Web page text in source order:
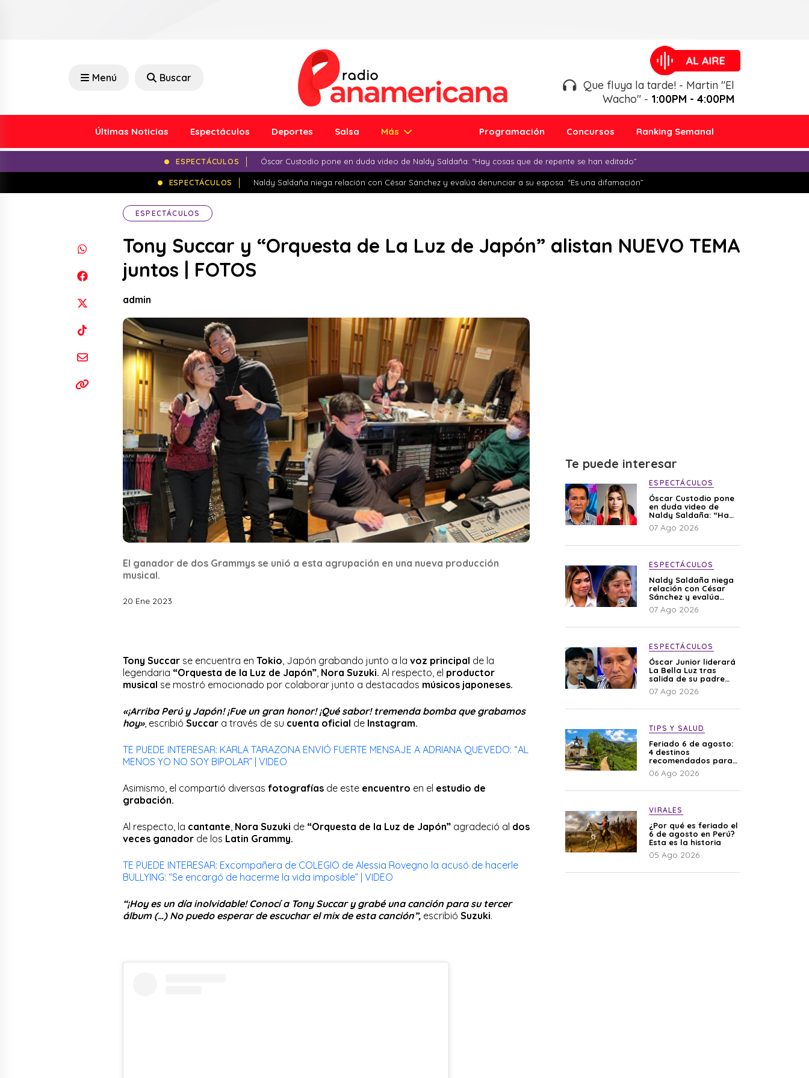
Menú Buscar
Que fluya la tarde! - Martin "El
Wacho" - 1:00PM - 4:00PM
Últimas Noticias Espectáculos Deportes Salsa Más Programación Concursos Ranking Semanal
ESPECTÁCULOS Óscar Custodio pone en duda video de Naldy Saldaña: “Hay cosas que de repente se han editado”
ESPECTÁCULOS Naldy Saldaña niega relación con César Sánchez y evalúa denunciar a su esposa: “Es una difamación”
ESPECTÁCULOS
Tony Succar y “Orquesta de La Luz de Japón” alistan NUEVO TEMA
juntos | FOTOS
admin
El ganador de dos Grammys se unió a esta agrupación en una nueva producción
musical.
20 Ene 2023
Tony Succar se encuentra en Tokio , Japón grabando junto a la voz principal de la
legendaria “Orquesta de la Luz de Japón” Nora Suzuki. Al respecto, el productor
musical se mostró emocionado por colaborar junto a destacados músicos japoneses.
«¡Arriba Perú y Japón! ¡Fue un gran honor! ¡Qué sabor! tremenda bomba que grabamos
hoy», escribió Succar a través de su cuenta oficial de Instagram.
TE PUEDE INTERESAR: KARLA TARAZONA ENVIÓ FUERTE MENSAJE A ADRIANA QUEVEDO: “AL
MENOS YO NO SOY BIPOLAR” | VIDEO
Asimismo, el compartió diversas fotografías de este encuentro en el estudio de
grabación.
Al respecto, la cantante Nora Suzuki de “Orquesta de la Luz de Japón” agradeció al dos
veces ganador de los Latin Grammy.
TE PUEDE INTERESAR: Excompañera de COLEGIO de Alessia Rovegno la acusó de hacerle
BULLYING: “Se encargó de hacerme la vida imposible” | VIDEO
“¡Hoy es un día inolvidable! Conocí a Tony Succar y grabé una canción para su tercer
álbum (…) No puedo esperar de escuchar el mix de esta canción”, escribió Suzuki.
Te puede interesar
ESPECTÁCULOS
Óscar Custodio pone
en duda video de
Naldy Saldaña: “Hay
cosas que de repente
se han editado”
07 Ago 2026
ESPECTÁCULOS
Naldy Saldaña niega
relación con César
Sánchez y evalúa
denunciar a su
esposa: “Es una
07 Ago 2026
ESPECTÁCULOS
Óscar Junior liderará
La Bella Luz tras
salida de su padre
por polémica con
Naldy Saldaña
07 Ago 2026
TIPS Y SALUD
Feriado 6 de agosto:
4 destinos
recomendados para
disfrutar el descanso
06 Ago 2026
VIRALES
¿Por qué es feriado el
6 de agosto en Perú?
Esta es la historia
05 Ago 2026